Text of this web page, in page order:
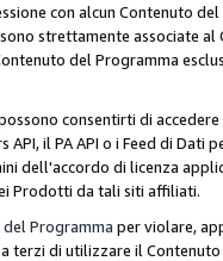
con alcun Contenuto
strettamente associate
del Programma
possono consentirti di
API, il PA API o i Feed di
dell'accordo di licenza
Prodotti da tali siti affiliati.
Programma per violare,
terzi di utilizzare il